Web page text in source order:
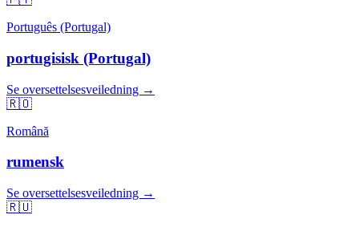
Português (Portugal)
portugisisk (Portugal)
Se oversettelsesveiledning →
🇷🇴
Română
rumensk
Se oversettelsesveiledning →
🇷🇺